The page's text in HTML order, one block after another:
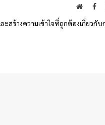
Website
สร้างความเข้าใจที่ถูกต้องเกี่ยวกับ